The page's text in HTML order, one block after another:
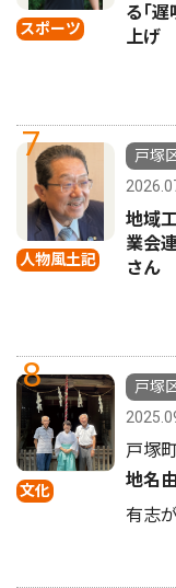
スポーツ
る｢
上げ
7
人物風土記
戸塚
地域
業会
さん
8
文化
戸塚
戸塚
地名
有志